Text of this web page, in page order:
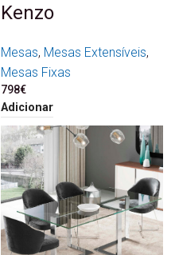
Kenzo
Mesas, Mesas Extensíveis,
Mesas Fixas
798€
Adicionar